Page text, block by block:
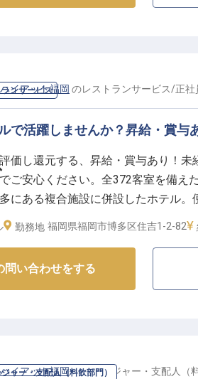
ンサービス
イアット福岡 のレストランサービス/正社
で活躍しませんか？昇給・賞与
価し還元する、昇給・賞与あり！未
ご安心ください。全372客室を備え
にある複合施設に併設したホテル。
ストの拠点にご利用いただいていま
勤務地 福岡県福岡市博多区住吉1-2-82
問い合わせをする
ャー・支配人（料飲部門）
イアット福岡 のマネージャー・支配人（